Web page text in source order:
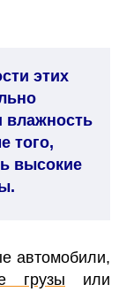
этих
влажность
того,
высокие
автомобили,
грузы или